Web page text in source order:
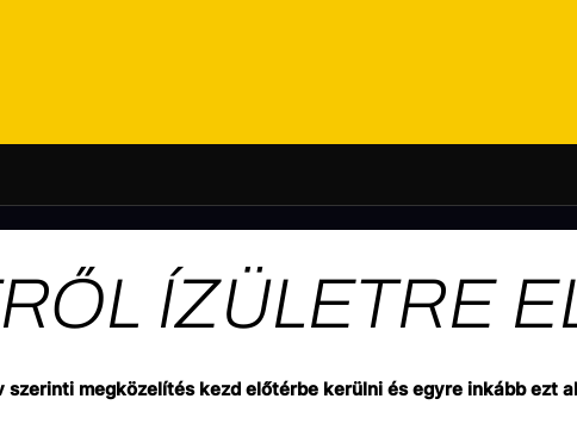
ÍZÜLETRE
szerinti megközelítés kezd előtérbe kerülni és egyre inkább ezt